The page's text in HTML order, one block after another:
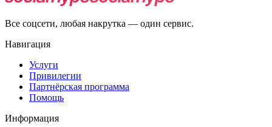
Все соцсети, любая накрутка — один сервис.
Навигация
Услуги
Привилегии
Партнёрская программа
Помощь
Информация